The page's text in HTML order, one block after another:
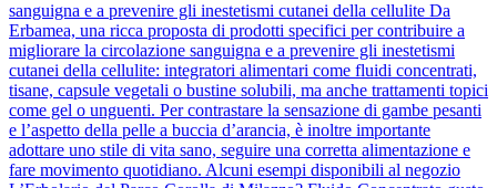
sanguigna e a prevenire gli inestetismi cutanei della cellulite Da
Erbamea, una ricca proposta di prodotti specifici per contribuire a
migliorare la circolazione sanguigna e a prevenire gli inestetismi
cutanei della cellulite: integratori alimentari come fluidi concentrati,
tisane, capsule vegetali o bustine solubili, ma anche trattamenti topici
come gel o unguenti. Per contrastare la sensazione di gambe pesanti
e l’aspetto della pelle a buccia d’arancia, è inoltre importante
adottare uno stile di vita sano, seguire una corretta alimentazione e
fare movimento quotidiano. Alcuni esempi disponibili al negozio